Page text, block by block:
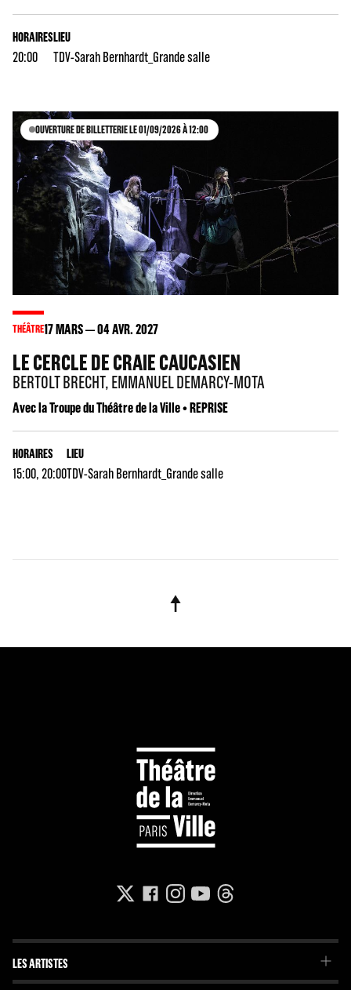
HORAIRES
20:00
LIEU
TDV-Sarah Bernhardt_Grande salle
OUVERTURE DE BILLETTERIE LE 01/09/2026 À 12:00
THÉÂTRE17MARS 04AVR. 2027
LE CERCLE DE CRAIE CAUCASIEN
BERTOLT BRECHT, EMMANUEL DEMARCY-MOTA
Avec la Troupe du Théâtre de la Ville • REPRISE
HORAIRES
15:00, 20:00
LIEU
TDV-Sarah Bernhardt_Grande salle
LES ARTISTES
La Troupe du Théâtre de la Ville